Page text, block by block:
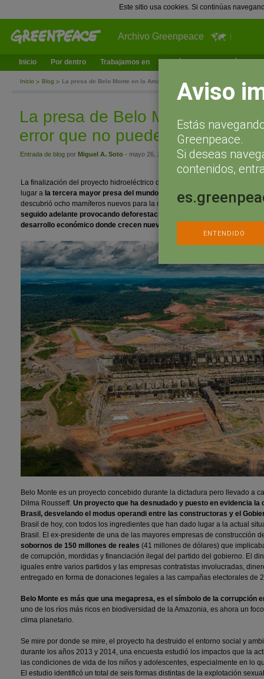
Este sitio usa cookies. Si continúas
Archivo Greenpeace
Inicio Por dentro Trabajamos en ¿Qué puedes hacer tú?
Inicio Blog La presa de Belo Monte en la Amazonia, un error que no puede
La presa de Belo Monte en la
error que no puede volver a
Entrada de blog por Miguel A. Soto - mayo 26, 2016 a las 12:32
La finalización del proyecto hidroeléctrico de Belo Monte, en el río Xingú
lugar a la tercera mayor presa del mundo . Aunque la Evaluación de
descubrió ocho mamíferos nuevos para la ciencia en las zonas de selva
seguido adelante provocando deforestación, emisiones de gases de
desarrollo económico donde crecen nuevos proyectos agrícolas y
Belo Monte es un proyecto concebido durante la dictadura pero llevado a
Dilma Rousseff. Un proyecto que ha desnudado y puesto en evidencia
Brasil, desvelando el modus operandi entre las constructoras y el
Brasil de hoy, con todos los ingredientes que han dado lugar a la actual
Brasil. El ex-presidente de una de las mayores empresas de construcción
sobornos de 150 millones de reales (41 millones de dólares) que
de corrupción, mordidas y financiación ilegal del partido del gobierno. El
iguales entre varios partidos y las empresas contratistas involucradas,
entregado en forma de donaciones legales a las campañas electorales de
Belo Monte es más que una megapresa, es el símbolo de la corrupción
uno de los ríos más ricos en biodiversidad de la Amazonia, es ahora un
clima planetario.
Se mire por donde se mire, el proyecto ha destruido el entorno social y
durante los años 2013 y 2014, una encuesta estudió los impactos que la
las condiciones de vida de los niños y adolescentes, especialmente en lo
El estudio identificó un total de seis formas distintas de la explotación
Aviso
Estás
Greenpeace.
Si deseas
contenidos,
ENTENDIDO